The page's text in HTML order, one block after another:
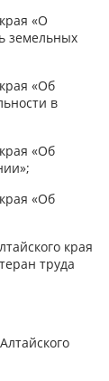
«О
земельных
«Об
в
«Об
«Об
края
труда